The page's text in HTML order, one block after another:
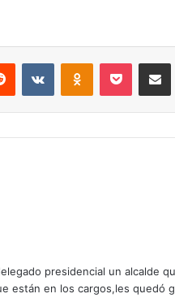
presidencial un alcalde
están en los cargos,les quedó